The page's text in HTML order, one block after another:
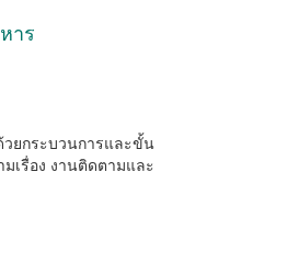
าร
ยกระบวนการและขั้น
เรื่อง งานติดตามและ